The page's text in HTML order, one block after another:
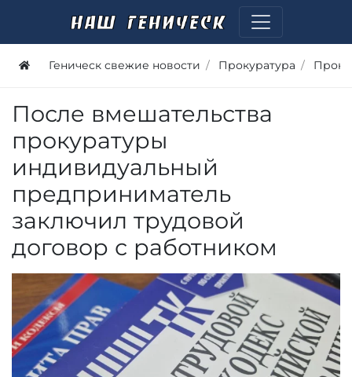
Геническ свежие новости Прокуратура
После вмешательства
прокуратуры
индивидуальный
предприниматель
заключил трудовой
договор с работником